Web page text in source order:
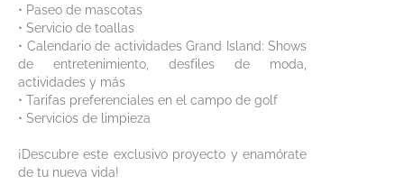
• Paseo de mascotas
• Servicio de toallas
• Calendario de actividades Grand Island: Shows
de entretenimiento, desfiles de moda,
actividades y más
• Tarifas preferenciales en el campo de golf
• Servicios de limpieza
¡Descubre este exclusivo proyecto y enamórate
de tu nueva vida!